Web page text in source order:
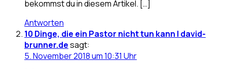
bekommst du in diesem Artikel. […]
Antworten
10 Dinge, die ein Pastor nicht tun kann | david-
brunner.desagt:
5. November 2018 um 10:31 Uhr